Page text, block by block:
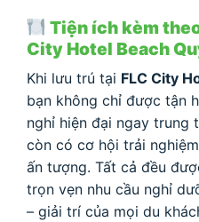
Tiện ích kèm
City Hotel Beach
Khi lưu trú tại FLC City
bạn không chỉ được tận
nghỉ hiện đại ngay trung
còn có cơ hội trải
ấn tượng. Tất cả đều
trọn vẹn nhu cầu nghỉ
– giải trí của mọi du